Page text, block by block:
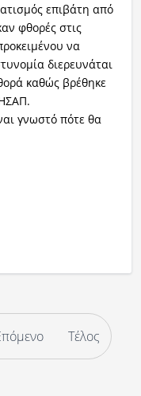
επιβάτη από
φθορές στις
να
διερευνάται
καθώς βρέθηκε
γνωστό πότε θα
Τέλος